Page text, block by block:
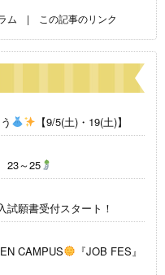
ム | この記事のリンク
【9/5(土)・19(土)】
23～25
試願書受付スタート！
CAMPUS
『JOB FES』